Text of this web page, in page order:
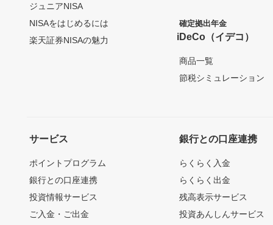
ジュニアNISA
NISAをはじめるには
楽天証券NISAの魅力
確定拠出年金
iDeCo（イデコ）
商品一覧
節税シミュレーション
サービス
ポイントプログラム
銀行との口座連携
投資情報サービス
ご入金・ご出金
銀行との口座連携
らくらく入金
らくらく出金
残高表示サービス
投資あんしんサービス